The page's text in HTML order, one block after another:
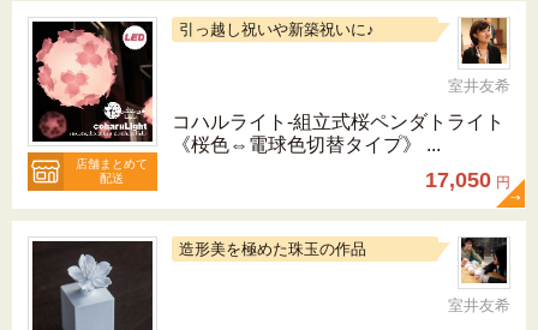
店舗まとめて
配送
引っ越し祝いや新築祝いに♪
室井友希
コハルライト‐組立式桜ペンダトライト
《桜色⇔電球色切替タイプ》 ...
17,050 円
造形美を極めた珠玉の作品
室井友希